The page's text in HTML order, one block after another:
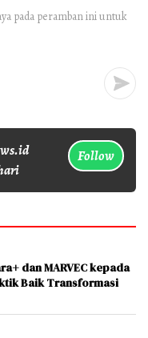
pada peramban ini untuk
Follow
dan MARVEC kepada
Baik Transformasi